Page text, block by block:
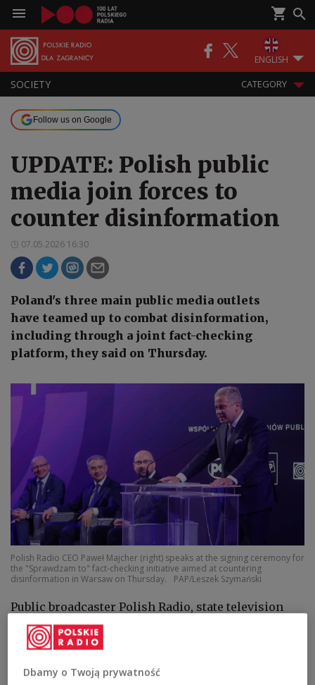
ENGLISH
SOCIETY CATEGORY
Follow us on Google
UPDATE: Polish public
media join forces to
counter disinformation
07.05.2026 16:30
Poland's three main public media outlets
have teamed up to combat disinformation,
including through a joint fact-checking
platform, they said on Thursday.
Polish Radio CEO Paweł Majcher (right) speaks at the signing ceremony for
the "Sprawdzam to" fact-checking initiative aimed at countering
disinformation in Warsaw on Thursday.
PAP/Leszek Szymański
Public broadcaster Polish Radio, state television
TVP and state news agency PAP said the project,
calledSprawdzam to
analysis and commentary explaining how media
Dbamy o Twoją prywatność